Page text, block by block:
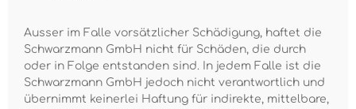
Ausser im Falle vorsätzlicher Schädigung, haftet die
Schwarzmann GmbH nicht für Schäden, die durch
oder in Folge entstanden sind. In jedem Falle ist die
Schwarzmann GmbH jedoch nicht verantwortlich und
übernimmt keinerlei Haftung für indirekte, mittelbare,